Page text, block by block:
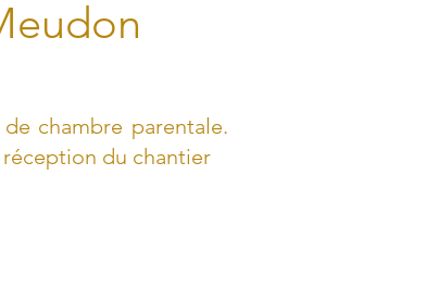
chambre parentale.
du chantier